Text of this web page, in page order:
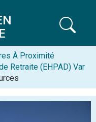
À Proximité
Retraite (EHPAD) Var